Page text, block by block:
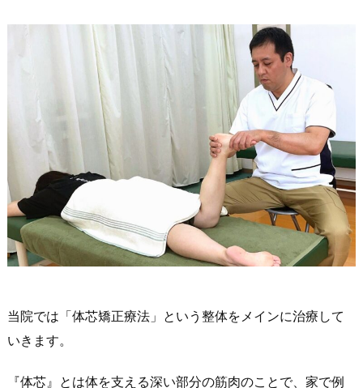
当院では「体芯矯正療法」という整体をメインに治療して
いきます。
『体芯』とは体を支える深い部分の筋肉のことで、家で例